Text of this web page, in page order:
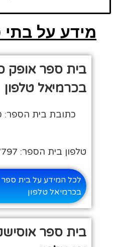
מידע על בתי
בית ספר אופק
בכרמיאל טלפון
כתובת בית הספר:
טלפון בית הספר: 04-9987797
לכל המידע על בית ספר
בכרמיאל טלפון
בית ספר